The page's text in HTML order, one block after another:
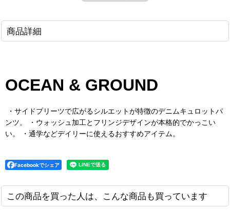
商品詳細
OCEAN & GROUND
・サイドプリーツで広がるシルエットが特徴のデニムキュロットパ
ンツ。 ・ウォッシュ加工とフリンジデザインが本格的でかっこい
い。 ・通学などデイリーに使えるおすすめアイテム。
Facebookでシェア
この商品を買った人は、こんな商品も買っています